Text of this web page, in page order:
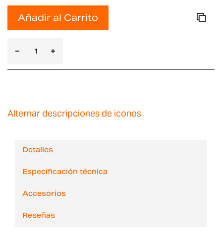
Añadir al Carrito
Alternar descripciones de iconos
Detalles
Especificación técnica
Accesorios
Reseñas